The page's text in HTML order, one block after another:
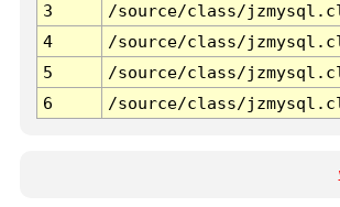
3
/source/class/
4
/source/class/
5
/source/class/
6
/source/class/